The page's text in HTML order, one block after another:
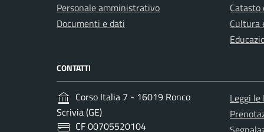
Personale amministrativo
Documenti e dati
Cultura
CONTATTI
Corso Italia 7 - 16019 Ronco
Scrivia (GE)
CF 00705520104
Leggi le